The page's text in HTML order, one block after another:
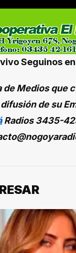
Seguinos
de Medios
de su
Radios3435-